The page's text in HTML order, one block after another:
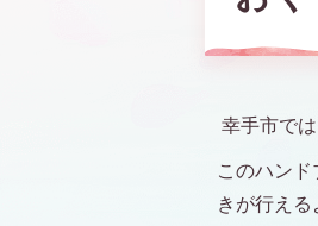
幸手市で
このハン
きが行え